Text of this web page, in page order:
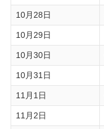
10月28日
10月29日
10月30日
10月31日
11月1日
11月2日